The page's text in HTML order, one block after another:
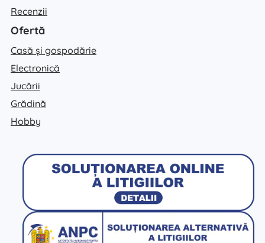
Recenzii
Ofertă
Casă și gospodărie
Electronică
Jucării
Grădină
Hobby